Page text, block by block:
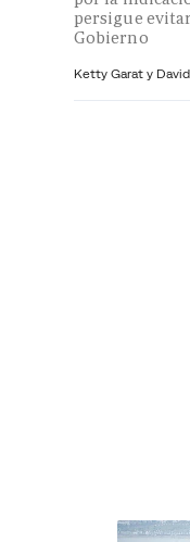
persigue
Gobierno
Ketty Garat y